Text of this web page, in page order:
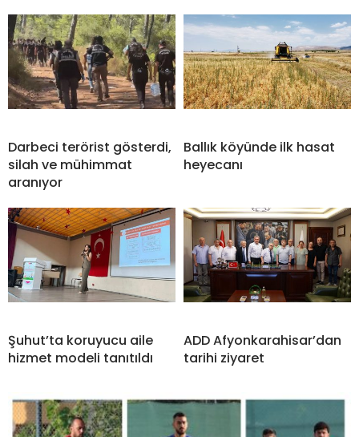
Darbeci terörist gösterdi,
silah ve mühimmat
aranıyor
Ballık köyünde ilk hasat
heyecanı
Şuhut’ta koruyucu aile
hizmet modeli tanıtıldı
ADD Afyonkarahisar’dan
tarihi ziyaret